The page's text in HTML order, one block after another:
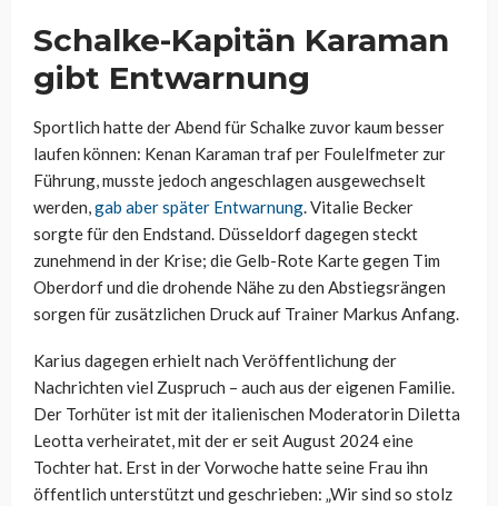
Schalke-Kapitän Karaman
gibt Entwarnung
Sportlich hatte der Abend für Schalke zuvor kaum besser
laufen können: Kenan Karaman traf per Foulelfmeter zur
Führung, musste jedoch angeschlagen ausgewechselt
werden,gab aber später Entwarnung. Vitalie Becker
sorgte für den Endstand. Düsseldorf dagegen steckt
zunehmend in der Krise; die Gelb-Rote Karte gegen Tim
Oberdorf und die drohende Nähe zu den Abstiegsrängen
sorgen für zusätzlichen Druck auf Trainer Markus Anfang.
Karius dagegen erhielt nach Veröffentlichung der
Nachrichten viel Zuspruch – auch aus der eigenen Familie.
Der Torhüter ist mit der italienischen Moderatorin Diletta
Leotta verheiratet, mit der er seit August 2024 eine
Tochter hat. Erst in der Vorwoche hatte seine Frau ihn
öffentlich unterstützt und geschrieben: „Wir sind so stolz